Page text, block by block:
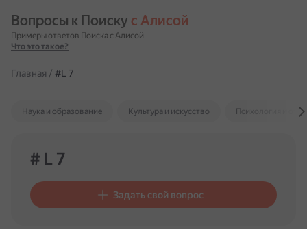
Вопросы к Поиску с Алисой
Примеры ответов Поиска с Алисой
Что это такое?
Главная / #L 7
Наука и образование Культура и искусство Психология и
# L 7
Задать свой вопрос